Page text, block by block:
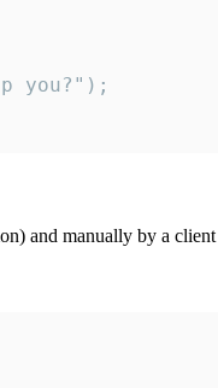
you?");
and manually by a client